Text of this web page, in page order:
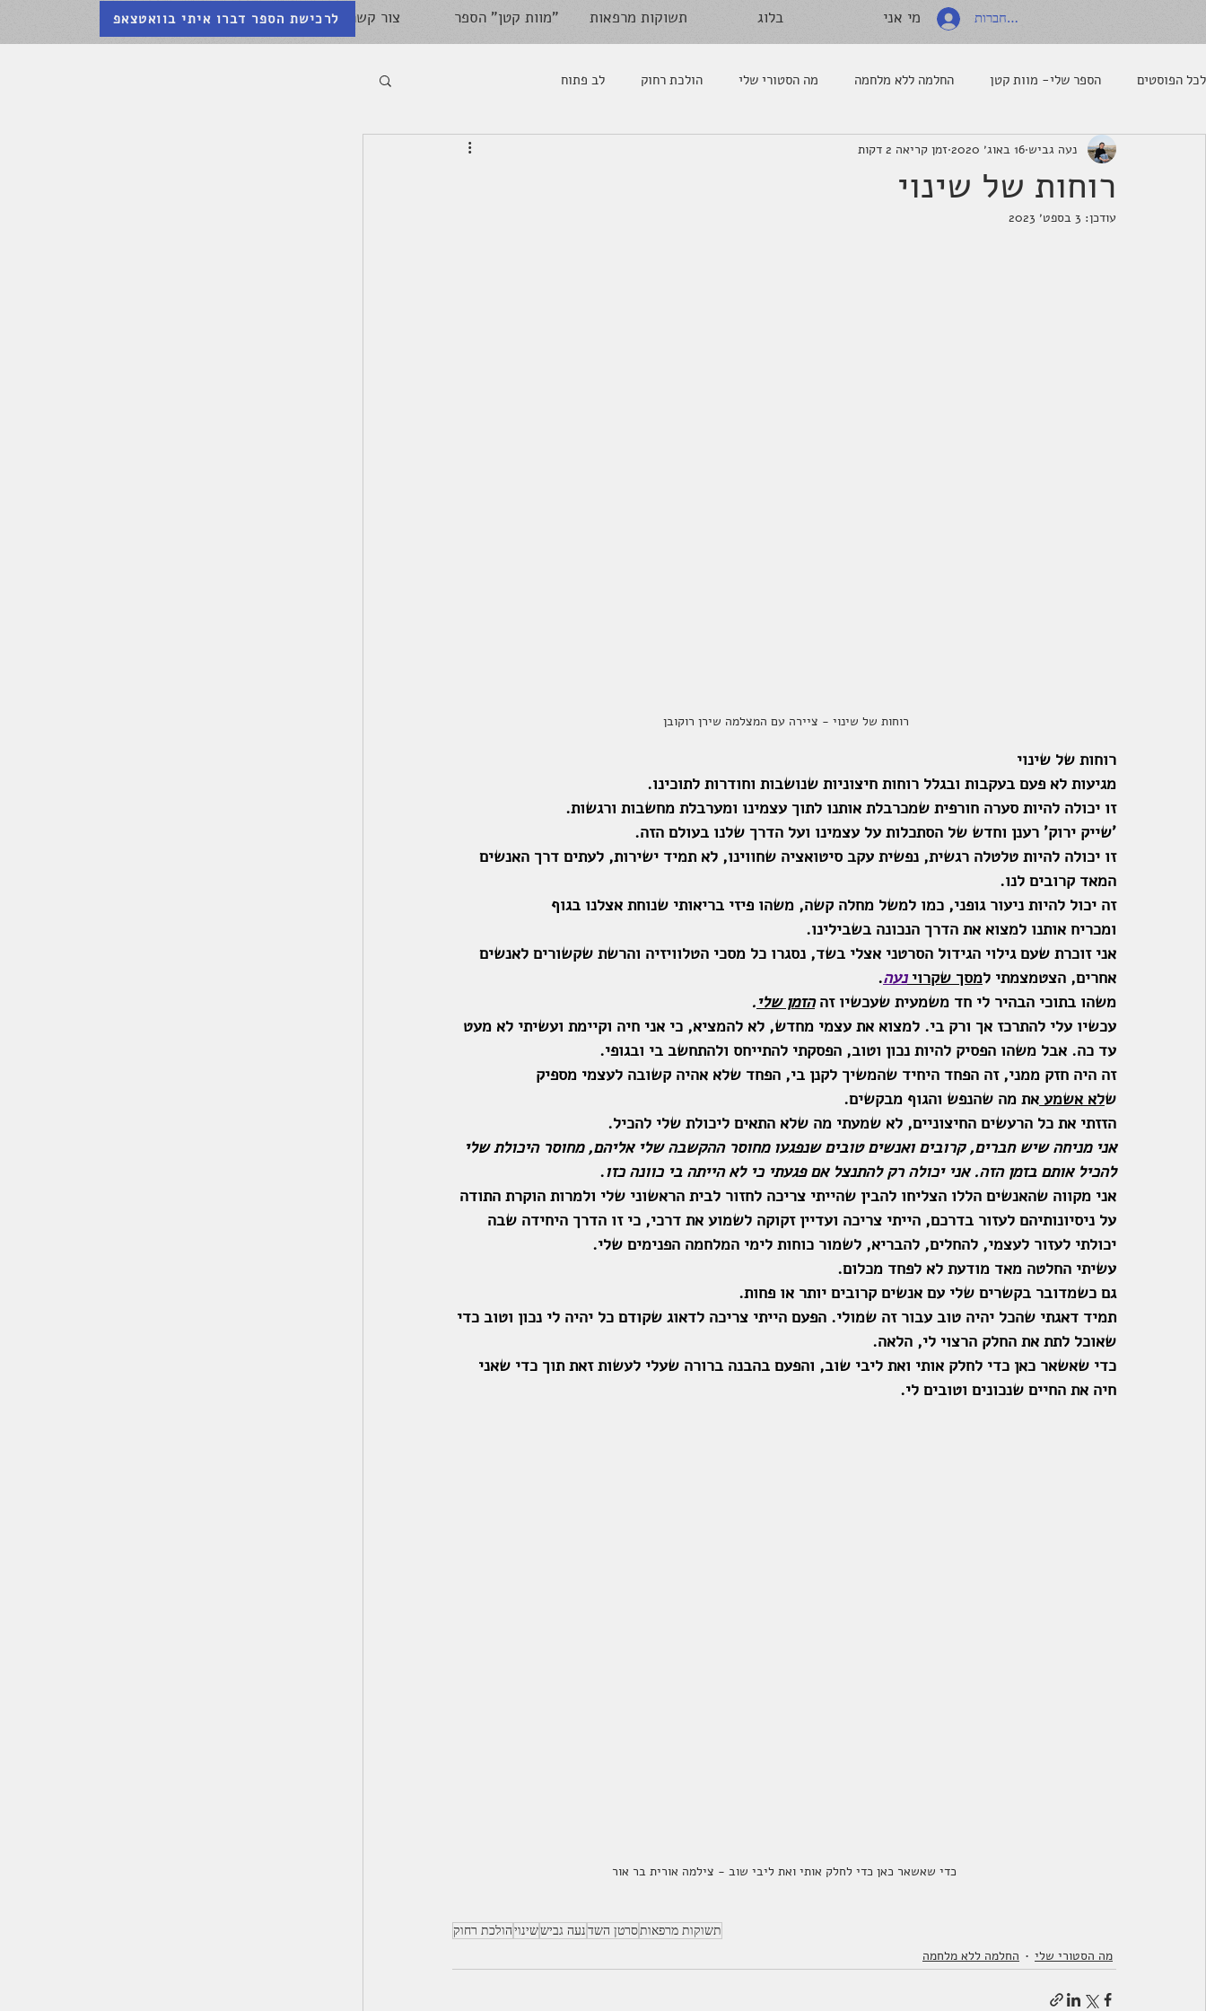
צור קשר מוות קטן" הספר" תשוקות מרפאות בלוג מי אני להתחברות לרכישת הספר דברו איתי בוואטצאפ
לכל הפוסטים הספר שלי- מוות קטן החלמה ללא מלחמה מה הסטורי שלי הולכת רחוק לב פתוח
רוחות של שינוי
נעה גביש 16 באוג׳ 2020 זמן קריאה 2 דקות
עודכן: 3 בספט׳ 2023
רוחות של שינוי - ציירה עם המצלמה שירן רוקובן
רוחות של שינוי
מגיעות לא פעם בעקבות ובגלל רוחות חיצוניות שנושבות וחודרות לתוכינו.
זו יכולה להיות סערה חורפית שמכרבלת אותנו לתוך עצמינו ומערבלת מחשבות ורגשות.
'שייק ירוק' רענן וחדש של הסתכלות על עצמינו ועל הדרך שלנו בעולם הזה.
זו יכולה להיות טלטלה רגשית, נפשית עקב סיטואציה שחווינו, לא תמיד ישירות, לעתים דרך האנשים
המאד קרובים לנו.
זה יכול להיות ניעור גופני, כמו למשל מחלה קשה, משהו פיזי בריאותי שנוחת אצלנו בגוף
ומכריח אותנו למצוא את הדרך הנכונה בשבילינו.
אני זוכרת שעם גילוי הגידול הסרטני אצלי בשד, נסגרו כל מסכי הטלוויזיה והרשת שקשורים לאנשים
אחרים, הצטמצמתי למסך שקרוי נעה.
משהו בתוכי הבהיר לי חד משמעית שעכשיו זה הזמן שלי.
עכשיו עלי להתרכז אך ורק בי. למצוא את עצמי מחדש, לא להמציא, כי אני חיה וקיימת ועשיתי לא מעט
עד כה. אבל משהו הפסיק להיות נכון וטוב, הפסקתי להתייחס ולהתחשב בי ובגופי.
זה היה חזק ממני, זה הפחד היחיד שהמשיך לקנן בי, הפחד שלא אהיה קשובה לעצמי מספיק
שלא אשמע את מה שהנפש והגוף מבקשים.
הזזתי את כל הרעשים החיצוניים, לא שמעתי מה שלא התאים ליכולת שלי להכיל.
אני מניחה שיש חברים, קרובים ואנשים טובים שנפגעו מחוסר ההקשבה שלי אליהם, מחוסר היכולת שלי
להכיל אותם בזמן הזה. אני יכולה רק להתנצל אם פגעתי כי לא הייתה בי כוונה כזו.
אני מקווה שהאנשים הללו הצליחו להבין שהייתי צריכה לחזור לבית הראשוני שלי ולמרות הוקרת התודה
על ניסיונותיהם לעזור בדרכם, הייתי צריכה ועדיין זקוקה לשמוע את דרכי, כי זו הדרך היחידה שבה
יכולתי לעזור לעצמי, להחלים, להבריא, לשמור כוחות לימי המלחמה הפנימים שלי.
עשיתי החלטה מאד מודעת לא לפחד מכלום.
גם כשמדובר בקשרים שלי עם אנשים קרובים יותר או פחות.
תמיד דאגתי שהכל יהיה טוב עבור זה שמולי. הפעם הייתי צריכה לדאוג שקודם כל יהיה לי נכון וטוב כדי
שאוכל לתת את החלק הרצוי לי, הלאה.
כדי שאשאר כאן כדי לחלק אותי ואת ליבי שוב, והפעם בהבנה ברורה שעלי לעשות זאת תוך כדי שאני
חיה את החיים שנכונים וטובים לי.
כדי שאשאר כאן כדי לחלק אותי ואת ליבי שוב - צילמה אורית בר אור
תשוקות מרפאותסרטן השדנעה גביששינויהולכת רחוק
מה הסטורי שלי החלמה ללא מלחמה